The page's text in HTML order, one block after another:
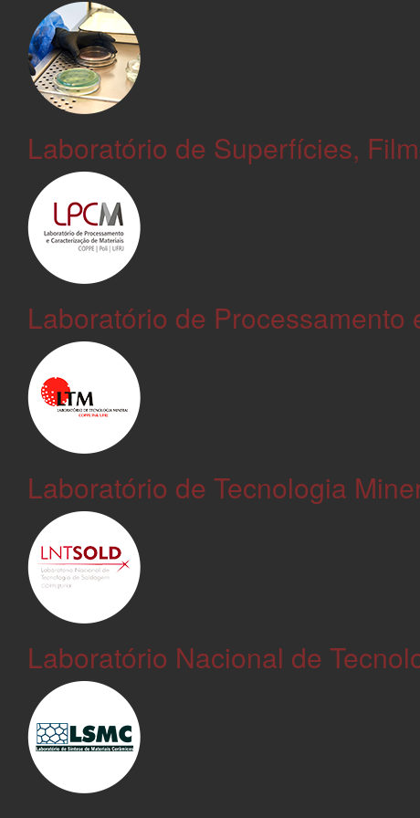
Laboratório de Superfícies,
Laboratório de
Laboratório de Tecnologia
Laboratório Nacional de